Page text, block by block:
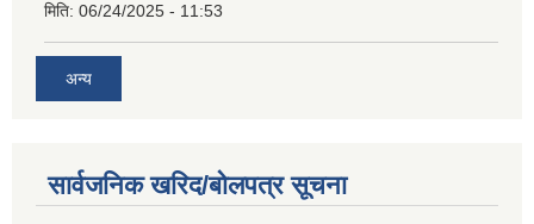
मिति: 06/24/2025 - 11:53
अन्य
सार्वजनिक खरिद/बोलपत्र सूचना